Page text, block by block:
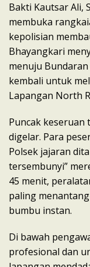
Bakti Kautsar Ali,
membuka
kepolisian
Bhayangkari
menuju
kembali untuk
Lapangan North
​Puncak keseruan
digelar. Para
Polsek jajaran
tersembunyi”
45 menit,
paling
bumbu instan.
​Di bawah
profesional dan